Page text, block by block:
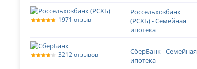
1971 отзыв
Россельхозбанк
(РСХБ) - Семейная
ипотека
3212 отзывов
СберБанк - Семейная
ипотека